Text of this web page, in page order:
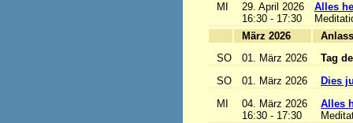
MI
29. April 2026
16:30 - 17:30
Alles
März 2026
SO
01. März 2026
Tag
SO
01. März 2026
Dies
MI
04. März 2026
16:30 - 17:30
Alles